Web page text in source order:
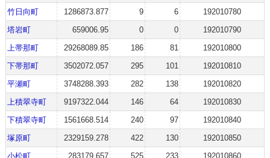
竹日向町
1286873.877 9 6
192010780
塔岩町
659006.95 0 0
192010790
上帯那町
29268089.85 186 81
192010800
下帯那町
3502072.057 295 101
192010810
平瀬町
3748288.393 282 138
192010820
上積翠寺町
9197322.044 146 64
192010830
下積翠寺町
1561668.514 240 97
192010840
塚原町
2329159.278 422 130
192010850
小松町
283179.657 525 233 192010860